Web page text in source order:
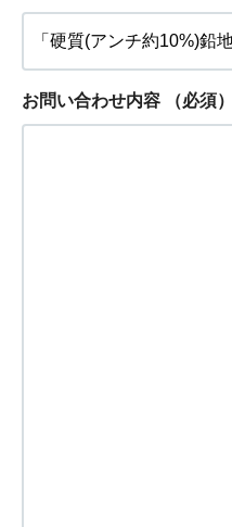
お問い合わせ内容 （必須）